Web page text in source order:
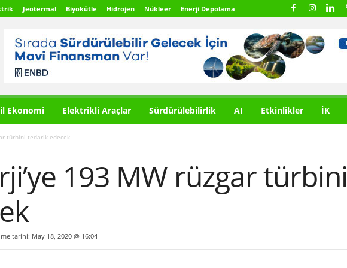
Jeotermal Biyokütle Hidrojen Nükleer Enerji Depolama
Ekonomi Elektrikli Araçlar Sürdürülebilirlik AI Etkinlikler İK
türbini tedarik edecek
193 MW rüzgar türbini
tarihi: May 18, 2020 @ 16:04